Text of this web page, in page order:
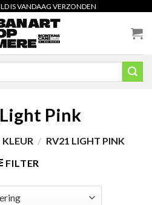
IS VANDAAG VERZONDEN
Pink
/ RV21 LIGHT PINK
FILTER